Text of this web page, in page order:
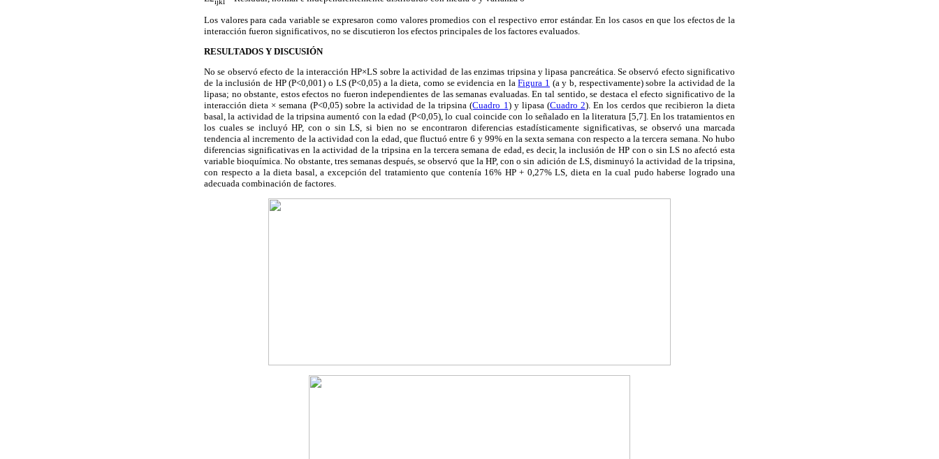
Los valores para cada variable se expresaron como valores promedios con el respectivo error estándar. En los casos en que los efectos de la
interacción fueron significativos, no se discutieron los efectos principales de los factores evaluados.
RESULTADOS Y DISCUSIÓN
No se observó efecto de la interacción HP×LS sobre la actividad de las enzimas tripsina y lipasa pancreática. Se observó efecto significativo
de la inclusión de HP (P<0,001) o LS (P<0,05) a la dieta, como se evidencia en laFigura 1 (a y b, respectivamente) sobre la actividad de la
lipasa; no obstante, estos efectos no fueron independientes de las semanas evaluadas. En tal sentido, se destaca el efecto significativo de la
interacción dieta × semana (P<0,05) sobre la actividad de la tripsina (Cuadro 1) y lipasa (Cuadro 2). En los cerdos que recibieron la dieta
basal, la actividad de la tripsina aumentó con la edad (P<0,05), lo cual coincide con lo señalado en la literatura [5,7]. En los tratamientos en
los cuales se incluyó HP, con o sin LS, si bien no se encontraron diferencias estadísticamente significativas, se observó una marcada
tendencia al incremento de la actividad con la edad, que fluctuó entre 6 y 99% en la sexta semana con respecto a la tercera semana. No hubo
diferencias significativas en la actividad de la tripsina en la tercera semana de edad, es decir, la inclusión de HP con o sin LS no afectó esta
variable bioquímica. No obstante, tres semanas después, se observó que la HP, con o sin adición de LS, disminuyó la actividad de la tripsina,
con respecto a la dieta basal, a excepción del tratamiento que contenía 16% HP + 0,27% LS, dieta en la cual pudo haberse logrado una
adecuada combinación de factores.